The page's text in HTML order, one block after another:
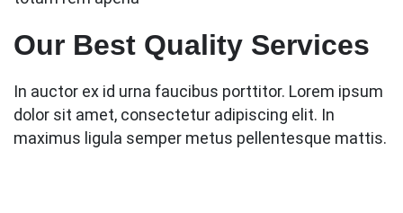
Our Best Quality Services
In auctor ex id urna faucibus porttitor. Lorem ipsum
dolor sit amet, consectetur adipiscing elit. In
maximus ligula semper metus pellentesque mattis.